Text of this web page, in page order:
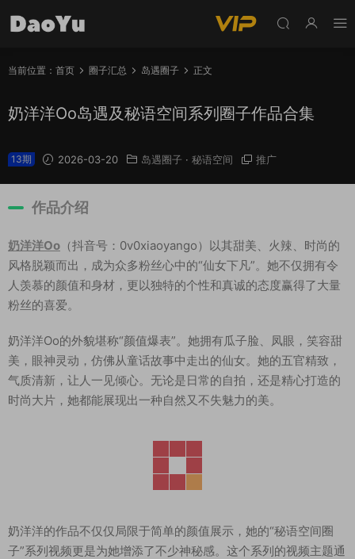
当前位置： 首页 圈子汇总 岛遇圈子 正文
奶洋洋Oo岛遇及秘语空间系列圈子作品合集
13期 2026-03-20 岛遇圈子 · 秘语空间 推广
作品介绍
奶洋洋Oo （抖音号：0v0xiaoyango）以其甜美、火辣、时尚的
风格脱颖而出，成为众多粉丝心中的“仙女下凡”。她不仅拥有令
人羡慕的颜值和身材，更以独特的个性和真诚的态度赢得了大量
粉丝的喜爱。
奶洋洋Oo的外貌堪称“颜值爆表”。她拥有瓜子脸、凤眼，笑容甜
美，眼神灵动，仿佛从童话故事中走出的仙女。她的五官精致，
气质清新，让人一见倾心。无论是日常的自拍，还是精心打造的
时尚大片，她都能展现出一种自然又不失魅力的美。
奶洋洋的作品不仅仅局限于简单的颜值展示，她的“秘语空间圈
子”系列视频更是为她增添了不少神秘感。这个系列的视频主题通